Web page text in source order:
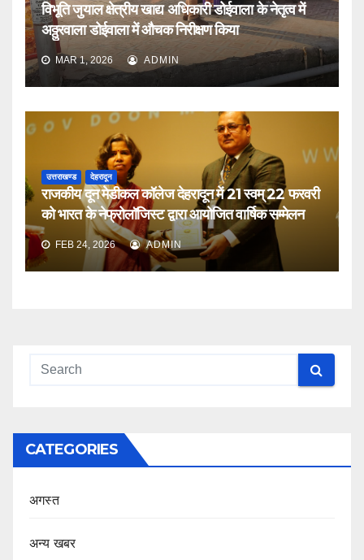
विभूति जुयाल क्षेत्रीय खाद्य अधिकारी डोईवाला के नेतृत्व में
अठ्ठुरवाला डोईवाला में औचक निरीक्षण किया
MAR 1, 2026 ADMIN
उत्तराखण्ड देहरादून
राजकीय दून मेडीकल कॉलेज देहरादून में 21 स्वम् 22 फरवरी
को भारत के नेफ्रोलॉजिस्ट द्वारा आयोजित वार्षिक सम्मेलन
FEB 24, 2026 ADMIN
CATEGORIES
अगस्त
अन्य खबर